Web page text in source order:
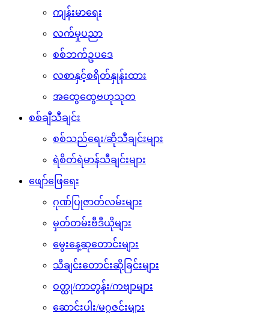
ကျန်းမာရေး
လက်မှုပညာ
စစ်ဘက်ဥပဒေ
လစာနှင့်စရိတ်နှုန်းထား
အထွေထွေဗဟုသုတ
စစ်ချီသီချင်း
စစ်သည်ရေး/ဆိုသီချင်းများ
ရဲစိတ်ရဲမာန်သီချင်းများ
ဖျော်ဖြေရေး
ဂုဏ်ပြုဇာတ်လမ်းများ
မှတ်တမ်းဗီဒီယိုများ
မွေးနေ့ဆုတောင်းများ
သီချင်းတောင်းဆိုခြင်းများ
ဝတ္ထု/ကာတွန်း/ကဗျာများ
ဆောင်းပါး/မဂ္ဂဇင်းများ